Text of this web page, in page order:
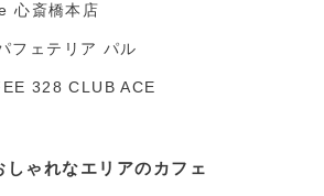
心斎橋本店
フェテリア パル
328 CLUB ACE
しゃれなエリアのカフェ